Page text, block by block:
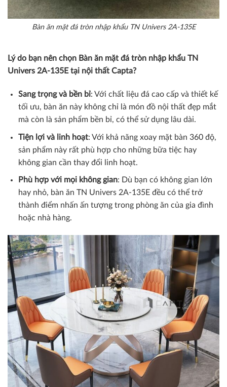
Bàn ăn mặt đá tròn nhập khẩu TN Univers 2A-135E
Lý do bạn nên chọn Bàn ăn mặt đá tròn nhập khẩu TN
Univers 2A-135E tại nội thất Capta?
Sang trọng và bền bỉ: Với chất liệu đá cao cấp và thiết kế
tối ưu, bàn ăn này không chỉ là món đồ nội thất đẹp mắt
mà còn là sản phẩm bền bỉ, có thể sử dụng lâu dài.
Tiện lợi và linh hoạt: Với khả năng xoay mặt bàn 360 độ,
sản phẩm này rất phù hợp cho những bữa tiệc hay
không gian cần thay đổi linh hoạt.
Phù hợp với mọi không gian: Dù bạn có không gian lớn
hay nhỏ, bàn ăn TN Univers 2A-135E đều có thể trở
thành điểm nhấn ấn tượng trong phòng ăn của gia đình
hoặc nhà hàng.